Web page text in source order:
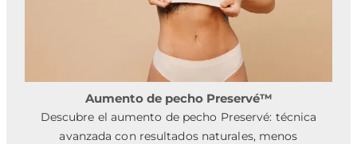
Aumento de pecho Preservé™
Descubre el aumento de pecho Preservé: técnica
avanzada con resultados naturales, menos